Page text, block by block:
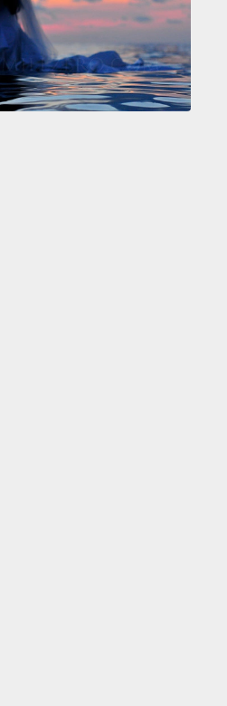
own inner voice. And
to follow your heart and
what you truly want
調的口吻。這種說法並